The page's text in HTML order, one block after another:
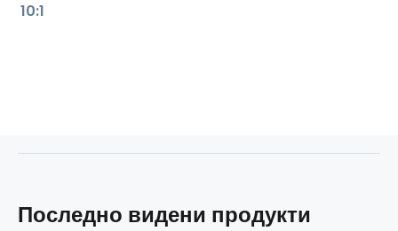
10:1
Последно видени продукти